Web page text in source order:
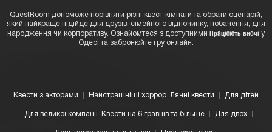
QuestRoom допоможе порівняти різні квест-кімнати та обрати сценарій,
який найкраще підійде для друзів, сімейного відпочинку, побачення, дня
народження чи корпоративу. Ознайомтеся з доступними Працюють вночі у
Одесі та забронюйте гру онлайн.
Квести з акторами Найстрашніші хоррор. Лячні квести Для дітей
Для великої компанії. Квести на 6 гравців та більше Для двох